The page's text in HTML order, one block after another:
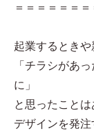
＝＝＝＝＝＝＝
起業するときや
「チラシがあ
に」
と思ったこと
デザインを発